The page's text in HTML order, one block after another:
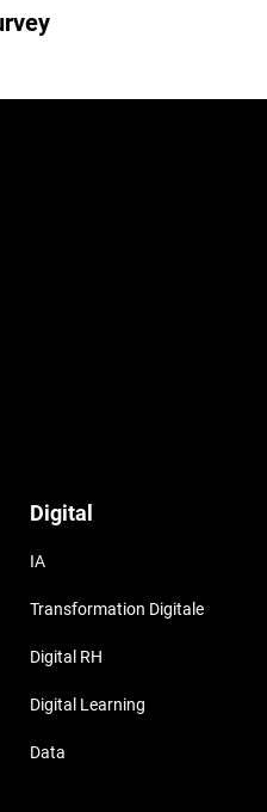
Digital
IA
Transformation Digitale
Digital RH
Digital Learning
Data